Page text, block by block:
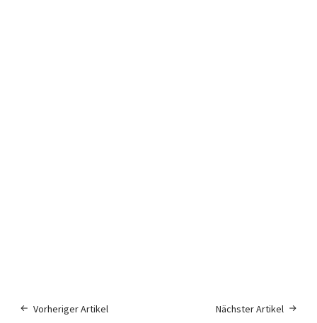
Vorheriger Artikel Nächster Artikel